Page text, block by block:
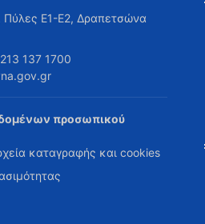
Πύλες Ε1-Ε2, Δραπετσώνα
137 1700
προσωπικού
καταγραφής και cookies